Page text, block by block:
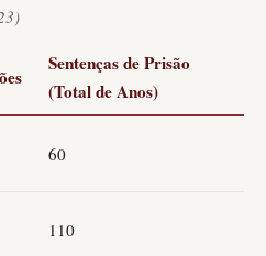
Sentenças de Prisão
(Total de Anos)
60
110